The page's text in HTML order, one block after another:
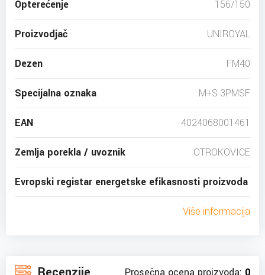
Opterećenje 156/150
Proizvodjač UNIROYAL
Dezen FM40
Specijalna oznaka M+S 3PMSF
EAN 4024068001461
Zemlja porekla / uvoznik OTROKOVICE
Evropski registar energetske efikasnosti proizvoda
Više informacija
Prosečna ocena proizvoda: 0